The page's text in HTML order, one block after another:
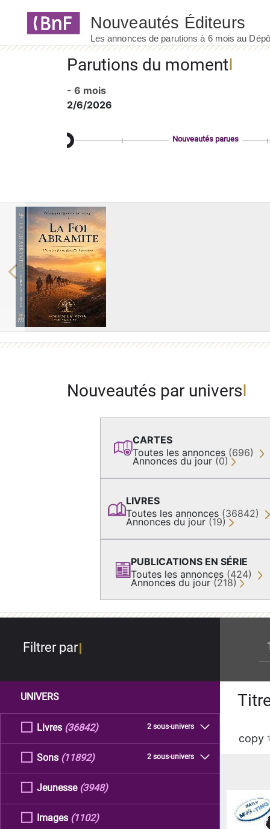
Parutions du moment
- 6 mois
2/6/2026
Nouveautés parues
Previous
Nouveautés par univers
CARTES
Toutes les annonces (696)
Annonces du jour (0)
LIVRES
Toutes les annonces (36842)
Annonces du jour (19)
PUBLICATIONS EN SÉRIE
Toutes les annonces (424)
Annonces du jour (218)
Filtrer par
UNIVERS
Livres 2 sous-univers
(36842)
Sons 2 sous-univers
(11892)
Jeunesse (3948)
Images (1102)
copy